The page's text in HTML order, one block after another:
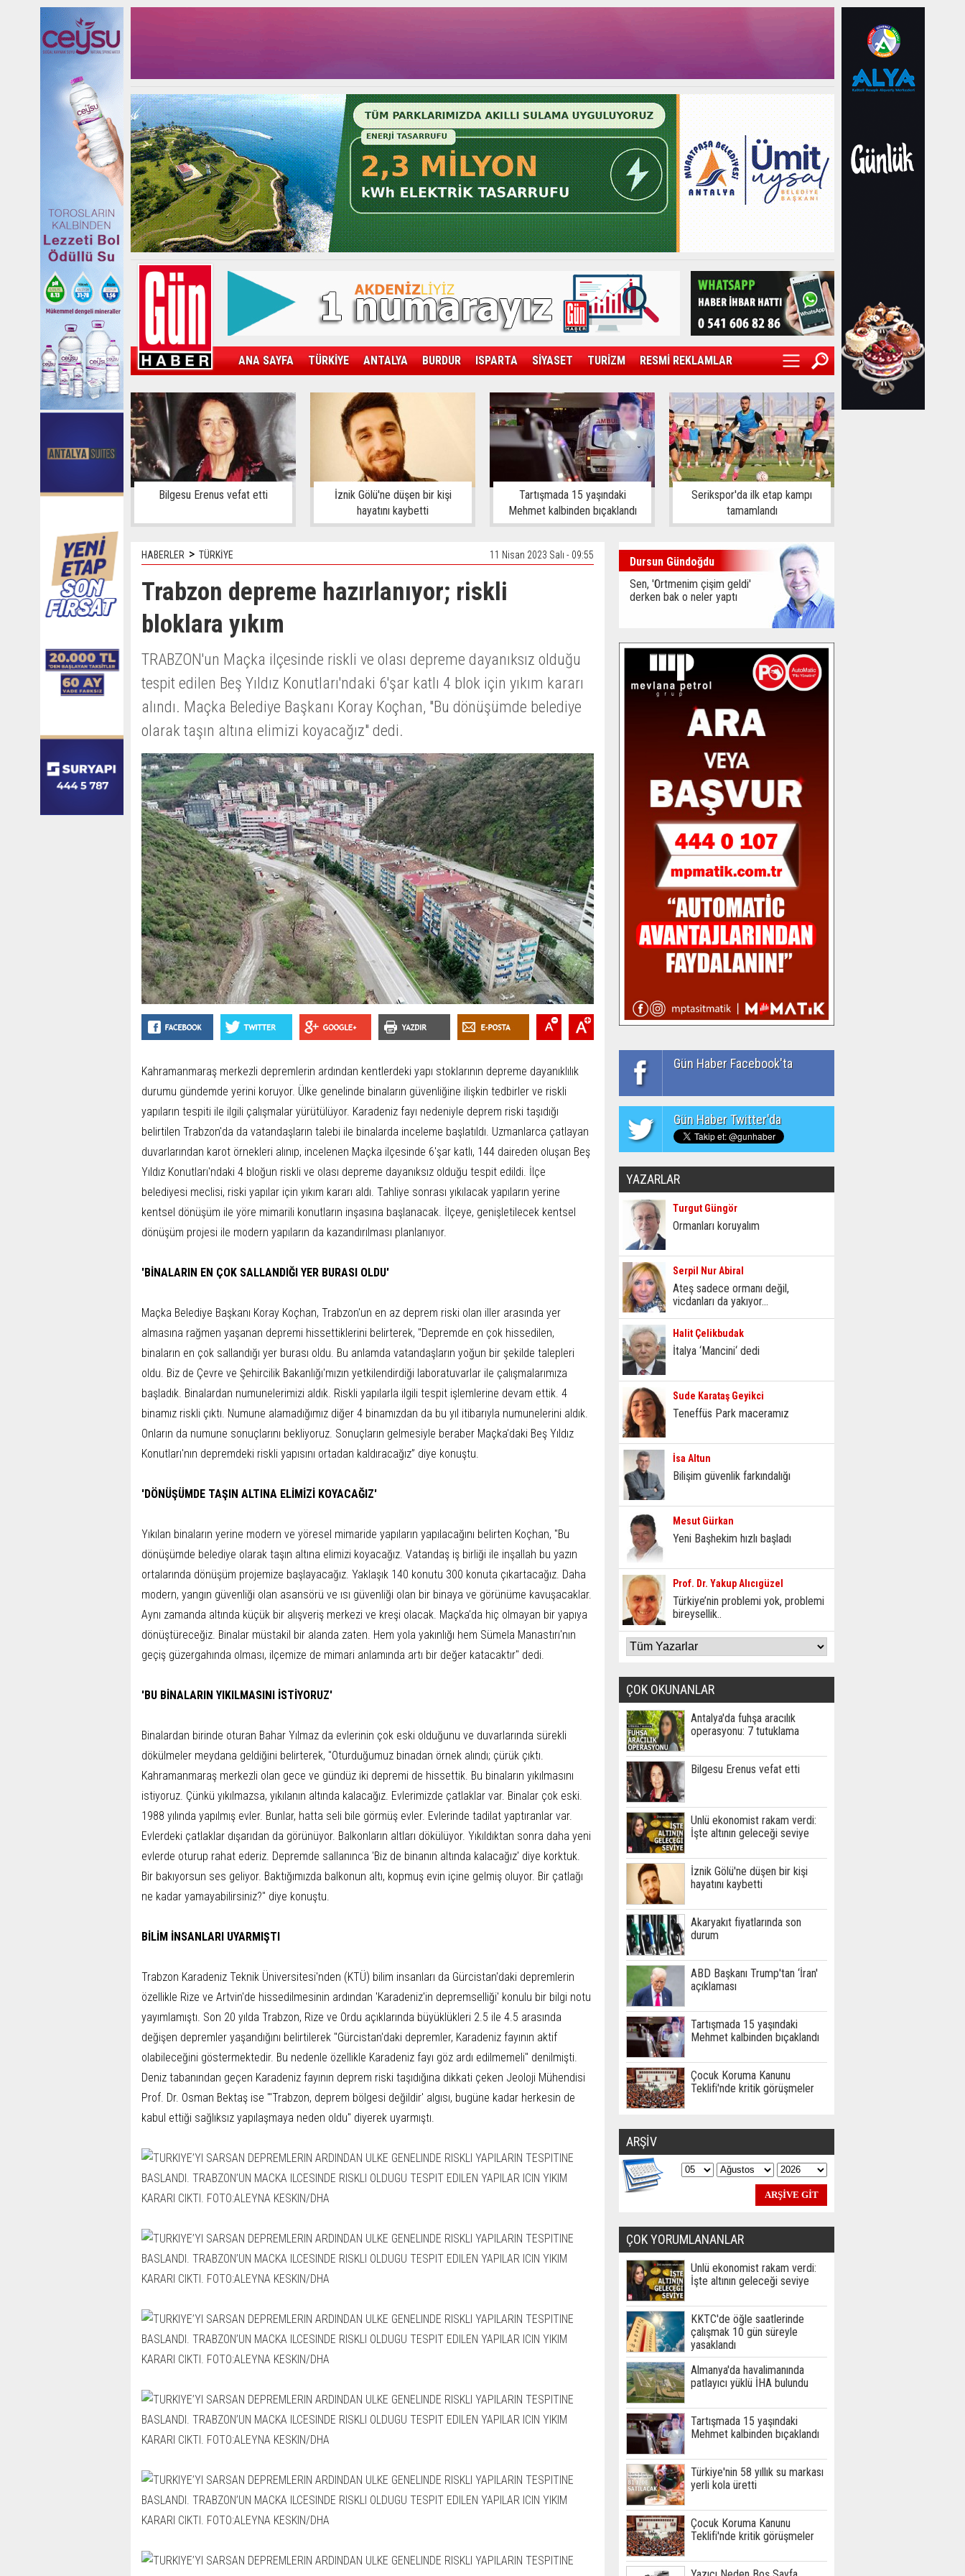
ANA SAYFA TÜRKİYE ANTALYA BURDUR ISPARTA SİYASET TURİZM RESMİ REKLAMLAR
KAMPÜS SPOR GÜN'ÜN ÜRÜNÜ SAĞLIK EKONOMİ DÜNYA
Bilgesu Erenus vefat etti
İznik Gölü'ne düşen bir kişi
hayatını kaybetti
Tartışmada 15 yaşındaki
Mehmet kalbinden bıçaklandı
Serikspor'da ilk etap kampı
tamamlandı
HABERLER > TÜRKİYE 11 Nisan 2023 Salı - 09:55
Trabzon depreme hazırlanıyor; riskli
bloklara yıkım
TRABZON'un Maçka ilçesinde riskli ve olası depreme dayanıksız olduğu
tespit edilen Beş Yıldız Konutları'ndaki 6'şar katlı 4 blok için yıkım kararı
alındı. Maçka Belediye Başkanı Koray Koçhan, "Bu dönüşümde belediye
olarak taşın altına elimizi koyacağız" dedi.
Kahramanmaraş merkezli depremlerin ardından kentlerdeki yapı stoklarının depreme dayanıklılık
durumu gündemde yerini koruyor. Ülke genelinde binaların güvenliğine ilişkin tedbirler ve riskli
yapıların tespiti ile ilgili çalışmalar yürütülüyor. Karadeniz fayı nedeniyle deprem riski taşıdığı
belirtilen Trabzon'da da vatandaşların talebi ile binalarda inceleme başlatıldı. Uzmanlarca çatlayan
duvarlarından karot örnekleri alınıp, incelenen Maçka ilçesinde 6'şar katlı, 144 daireden oluşan Beş
Yıldız Konutları'ndaki 4 bloğun riskli ve olası depreme dayanıksız olduğu tespit edildi. İlçe
belediyesi meclisi, riski yapılar için yıkım kararı aldı. Tahliye sonrası yıkılacak yapıların yerine
kentsel dönüşüm ile yöre mimarili konutların inşasına başlanacak. İlçeye, genişletilecek kentsel
dönüşüm projesi ile modern yapıların da kazandırılması planlanıyor.
'BİNALARIN EN ÇOK SALLANDIĞI YER BURASI OLDU'
Maçka Belediye Başkanı Koray Koçhan, Trabzon'un en az deprem riski olan iller arasında yer
almasına rağmen yaşanan depremi hissettiklerini belirterek, "Depremde en çok hissedilen,
binaların en çok sallandığı yer burası oldu. Bu anlamda vatandaşların yoğun bir şekilde talepleri
oldu. Biz de Çevre ve Şehircilik Bakanlığı'mızın yetkilendirdiği laboratuvarlar ile çalışmalarımıza
başladık. Binalardan numunelerimizi aldık. Riskli yapılarla ilgili tespit işlemlerine devam ettik. 4
binamız riskli çıktı. Numune alamadığımız diğer 4 binamızdan da bu yıl itibarıyla numunelerini aldık.
Onların da numune sonuçlarını bekliyoruz. Sonuçların gelmesiyle beraber Maçka'daki Beş Yıldız
Konutları'nın depremdeki riskli yapısını ortadan kaldıracağız” diye konuştu.
'DÖNÜŞÜMDE TAŞIN ALTINA ELİMİZİ KOYACAĞIZ'
Yıkılan binaların yerine modern ve yöresel mimaride yapıların yapılacağını belirten Koçhan, "Bu
dönüşümde belediye olarak taşın altına elimizi koyacağız. Vatandaş iş birliği ile inşallah bu yazın
ortalarında dönüşüm projemize başlayacağız. Yaklaşık 140 konutu 300 konuta çıkartacağız. Daha
modern, yangın güvenliği olan asansörü ve ısı güvenliği olan bir binaya ve görünüme kavuşacaklar.
Aynı zamanda altında küçük bir alışveriş merkezi ve kreşi olacak. Maçka'da hiç olmayan bir yapıya
dönüştüreceğiz. Binalar müstakil bir alanda zaten. Hem yola yakınlığı hem Sümela Manastırı'nın
geçiş güzergahında olması, ilçemize de mimari anlamında artı bir değer katacaktır" dedi.
'BU BİNALARIN YIKILMASINI İSTİYORUZ'
Binalardan birinde oturan Bahar Yılmaz da evlerinin çok eski olduğunu ve duvarlarında sürekli
dökülmeler meydana geldiğini belirterek, "Oturduğumuz binadan örnek alındı; çürük çıktı.
Kahramanmaraş merkezli olan gece ve gündüz iki depremi de hissettik. Bu binaların yıkılmasını
istiyoruz. Çünkü yıkılmazsa, yıkılanın altında kalacağız. Evlerimizde çatlaklar var. Binalar çok eski.
1988 yılında yapılmış evler. Bunlar, hatta seli bile görmüş evler. Evlerinde tadilat yaptıranlar var.
Evlerdeki çatlaklar dışarıdan da görünüyor. Balkonların altları dökülüyor. Yıkıldıktan sonra daha yeni
evlerde oturup rahat ederiz. Depremde sallanınca 'Biz de binanın altında kalacağız' diye korktuk.
Bir bakıyorsun ses geliyor. Baktığımızda balkonun altı, kopmuş evin içine gelmiş oluyor. Bir çatlağı
ne kadar yamayabilirsiniz?" diye konuştu.
BİLİM İNSANLARI UYARMIŞTI
Trabzon Karadeniz Teknik Üniversitesi'nden (KTÜ) bilim insanları da Gürcistan'daki depremlerin
özellikle Rize ve Artvin'de hissedilmesinin ardından 'Karadeniz'in depremselliği' konulu bir bilgi notu
yayımlamıştı. Son 20 yılda Trabzon, Rize ve Ordu açıklarında büyüklükleri 2.5 ile 4.5 arasında
değişen depremler yaşandığını belirtilerek "Gürcistan'daki depremler, Karadeniz fayının aktif
olabileceğini göstermektedir. Bu nedenle özellikle Karadeniz fayı göz ardı edilmemeli" denilmişti.
Deniz tabanından geçen Karadeniz fayının deprem riski taşıdığına dikkati çeken Jeoloji Mühendisi
Prof. Dr. Osman Bektaş ise "'Trabzon, deprem bölgesi değildir' algısı, bugüne kadar herkesin de
kabul ettiği sağlıksız yapılaşmaya neden oldu" diyerek uyarmıştı.
Dursun Gündoğdu
Sen, 'Örtmenim çişim geldi'
derken bak o neler yaptı
Gün Haber Facebook'ta
Gün Haber Twitter'da
YAZARLAR
Turgut Güngör
Ormanları koruyalım
Serpil Nur Abiral
Ateş sadece ormanı değil,
vicdanları da yakıyor...
Halit Çelikbudak
İtalya ‘Mancini‘ dedi
Sude Karataş Geyikci
Teneffüs Park maceramız
İsa Altun
Bilişim güvenlik farkındalığı
Mesut Gürkan
Yeni Başhekim hızlı başladı
Prof. Dr. Yakup Alıcıgüzel
Türkiye’nin problemi yok, problemi
bireysellik..
ÇOK OKUNANLAR
Antalya'da fuhşa aracılık
operasyonu: 7 tutuklama
Bilgesu Erenus vefat etti
Ünlü ekonomist rakam verdi:
İşte altının geleceği seviye
İznik Gölü'ne düşen bir kişi
hayatını kaybetti
Akaryakıt fiyatlarında son
durum
ABD Başkanı Trump'tan ‘İran'
açıklaması
Tartışmada 15 yaşındaki
Mehmet kalbinden bıçaklandı
Çocuk Koruma Kanunu
Teklifi'nde kritik görüşmeler
ARŞİV
ÇOK YORUMLANANLAR
Ünlü ekonomist rakam verdi:
İşte altının geleceği seviye
KKTC'de öğle saatlerinde
çalışmak 10 gün süreyle
yasaklandı
Almanya'da havalimanında
patlayıcı yüklü İHA bulundu
Tartışmada 15 yaşındaki
Mehmet kalbinden bıçaklandı
Türkiye'nin 58 yıllık su markası
yerli kola üretti
Çocuk Koruma Kanunu
Teklifi'nde kritik görüşmeler